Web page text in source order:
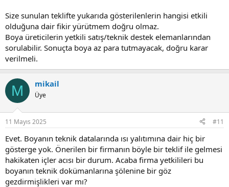
Size sunulan teklifte yukarıda gösterilenlerin hangisi etkili
olduğuna dair fikir yürütmem doğru olmaz.
Boya üreticilerin yetkili satış/teknik destek elemanlarından
sorulabilir. Sonuçta boya az para tutmayacak, doğru karar
verilmeli.
M mikail
Üye
11 Mayıs 2025 #11
Evet. Boyanın teknik datalarında ısı yalıtımına dair hiç bir
gösterge yok. Önerilen bir firmanın böyle bir teklif ile gelmesi
hakikaten içler acısı bir durum. Acaba firma yetkilileri bu
boyanın teknik dokümanlarına şölenine bir göz
gezdirmişlikleri var mı?